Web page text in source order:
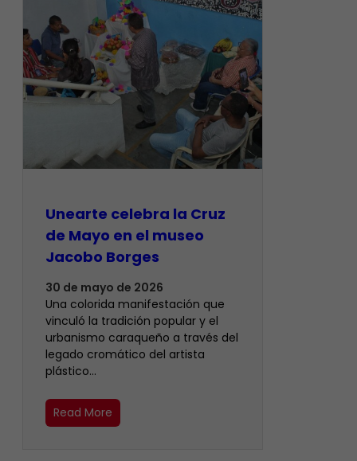
Unearte celebra la Cruz
de Mayo en el museo
Jacobo Borges
30 de mayo de 2026
Una colorida manifestación que
vinculó la tradición popular y el
urbanismo caraqueño a través del
legado cromático del artista
plástico…
Read More